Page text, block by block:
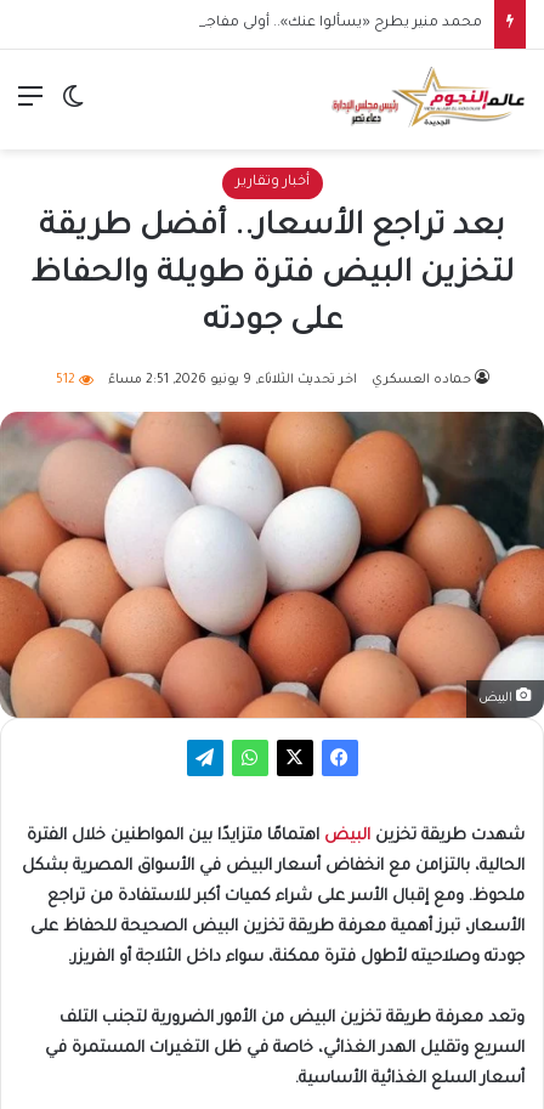
محمد منير يطرح «يسألوا عنك».. أولى مفاجآت صيف 2026
الوضع
أخبار وتقارير
بعد تراجع الأسعار.. أفضل طريقة
لتخزين البيض فترة طويلة والحفاظ
على جودته
حماده العسكري اخر تحديث الثلاثاء, 9 يونيو 2026, 2:51 مساءً 512
البيض
شهدت طريقة تخزين البيض اهتمامًا متزايدًا بين المواطنين خلال الفترة
الحالية، بالتزامن مع انخفاض أسعار البيض في الأسواق المصرية بشكل
ملحوظ. ومع إقبال الأسر على شراء كميات أكبر للاستفادة من تراجع
الأسعار، تبرز أهمية معرفة طريقة تخزين البيض الصحيحة للحفاظ على
جودته وصلاحيته لأطول فترة ممكنة، سواء داخل الثلاجة أو الفريزر.
وتعد معرفة طريقة تخزين البيض من الأمور الضرورية لتجنب التلف
السريع وتقليل الهدر الغذائي، خاصة في ظل التغيرات المستمرة في
أسعار السلع الغذائية الأساسية.